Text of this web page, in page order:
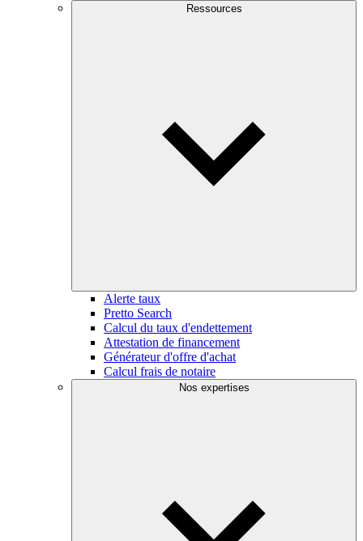
Ressources
Alerte taux
Pretto Search
Calcul du taux d'endettement
Attestation de financement
Générateur d'offre d'achat
Calcul frais de notaire
Nos expertises